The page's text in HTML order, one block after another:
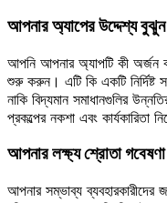
আপনার অ্যাপের উদ্দেশ্য বুঝুন
আপনি আপনার অ্যাপটি কী অর্জন
শুরু করুন। এটি কি একটি নির্দিষ্ট
নাকি বিদ্যমান সমাধানগুলির
প্রকল্পের নকশা এবং কার্যকারিতা
আপনার লক্ষ্য শ্রোতা গবেষণা
আপনার সম্ভাব্য